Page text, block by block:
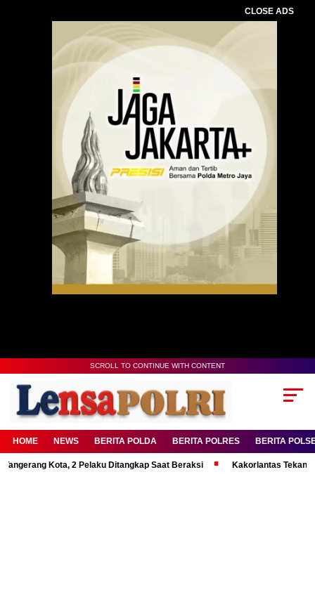
CLOSE ADS
SCROLL TO CONTINUE WITH CONTENT
HOME NEWS BERITA POLDA BERITA POLRES BERITA
Kota, 2 Pelaku Ditangkap Saat Beraksi Kakorlantas Tekankan